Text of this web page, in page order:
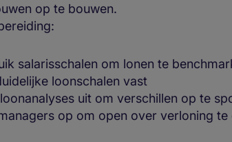
op te bouwen.
salarisschalen om lonen te
loonschalen vast
uit om verschillen op te
op om open over verloning te